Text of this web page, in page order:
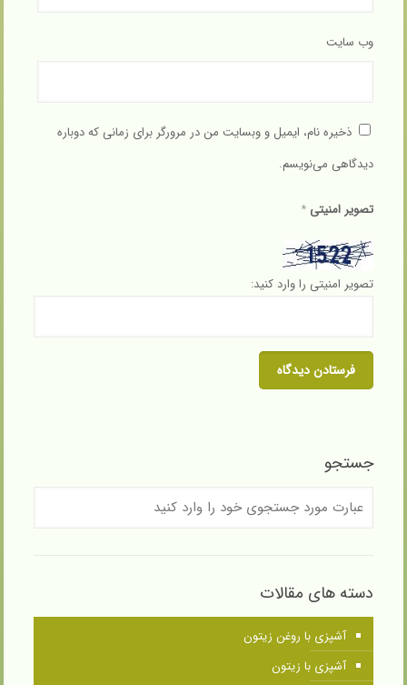
وب‌ سایت
ذخیره نام، ایمیل و وبسایت من در مرورگر برای زمانی که دوباره
دیدگاهی می‌نویسم.
تصویر امنیتی*
تصویر امنیتی را وارد کنید:
جستجو
دسته های مقالات
آشپزی با روغن زیتون
آشپزی با زیتون